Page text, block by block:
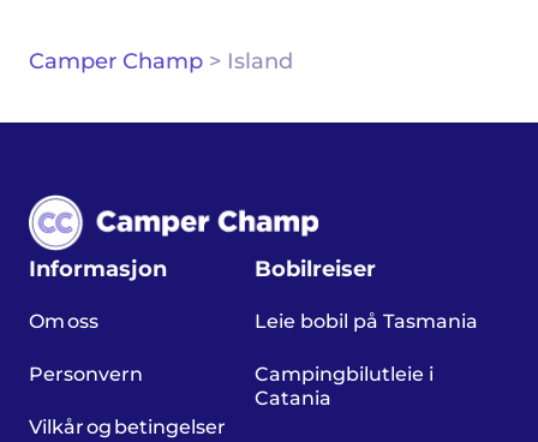
Camper Champ > Island
Informasjon
Om oss
Personvern
Vilkår og betingelser
Bobilreiser
Leie bobil på Tasmania
Campingbilutleie i
Catania